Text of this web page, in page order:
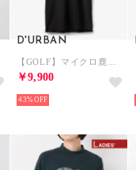
D'URBAN
￥9,900
43%